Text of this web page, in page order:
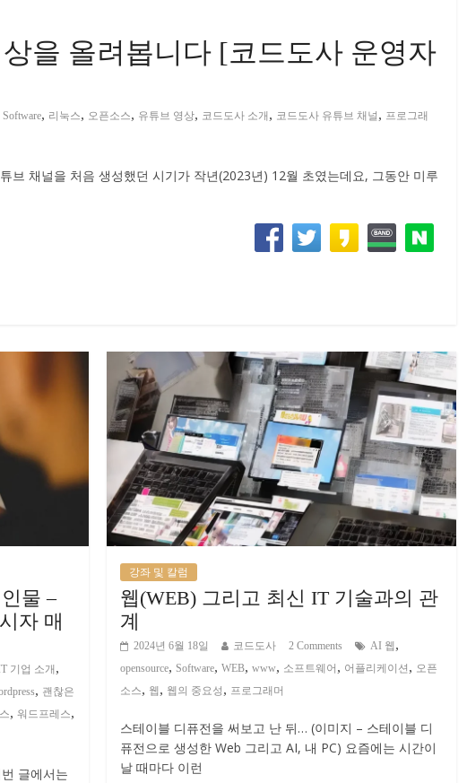
을 올려봅니다 [코드도사 운영자
Software, 리눅스, 오픈소스, 유튜브 영상, 코드도사 소개 , 코드도사 유튜브 채널 , 프로그래
브 채널을 처음 생성했던 시기가 작년(2023년) 12월 초였는데요, 그동안 미루
물 –
자 매
기업 소개,
, 괜찮은
, 워드프레스,
글에서는
강좌 및 칼럼
웹(WEB) 그리고 최신 IT 기술과의 관
계
2024년 6월 18일 코드도사 2 Comments AI 웹,
opensource, Software,WEB,www, 소프트웨어 , 어플리케이션 , 오픈
소스, 웹, 웹의 중요성 , 프로그래머
스테이블 디퓨전을 써보고 난 뒤… (이미지 – 스테이블 디
퓨전으로 생성한 Web 그리고 AI, 내 PC) 요즘에는 시간이
날 때마다 이런